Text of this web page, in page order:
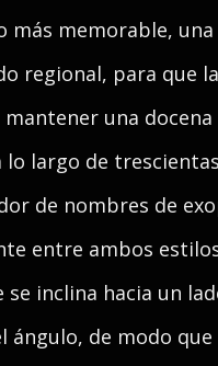
más memorable,
regional, para que
mantener una
lo largo de
de nombres de
entre ambos
se inclina hacia un
ángulo, de modo